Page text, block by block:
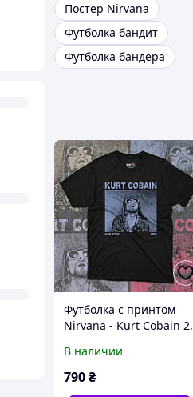
Постер Nirvana
Футболка бандит
Футболка бандера
Футболка c принтом
Nirvana - Kurt Cobain 2,
В наличии
790₴